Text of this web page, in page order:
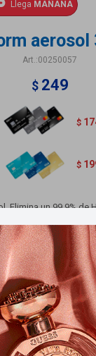
Llega MAÑANA
aerosol
00250057
$ 249
$
$
Elimina un 99,9% de
Fragancia original
Métodos y costos de
Retiros gratuitos en
que te